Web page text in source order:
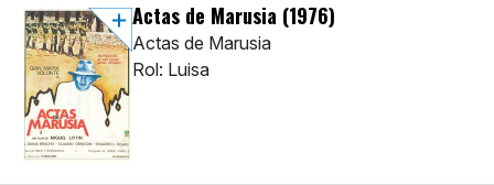
Actas de Marusia (1976)
Actas de Marusia
Rol: Luisa